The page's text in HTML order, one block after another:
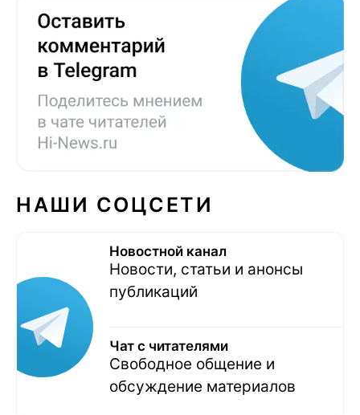
НАШИ СОЦСЕТИ
Новостной канал
Новости, статьи и анонсы
публикаций
Чат с читателями
Свободное общение и
обсуждение материалов